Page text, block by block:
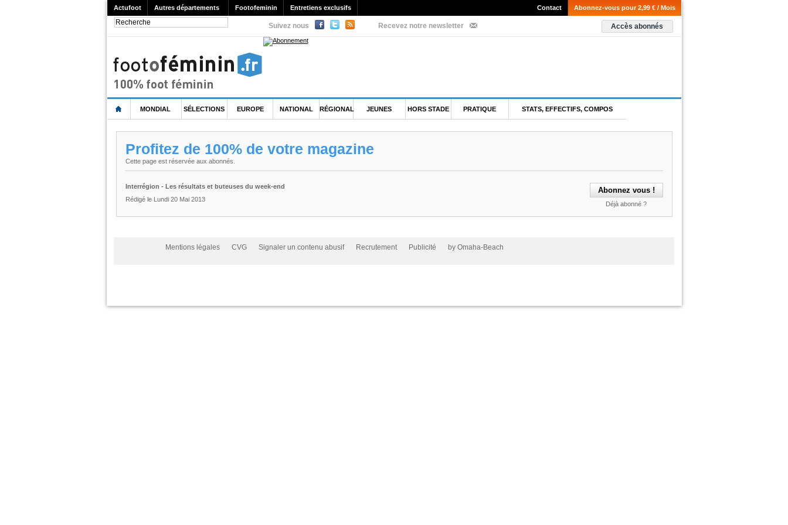
Actufoot Autres départements Footofeminin Entretiens exclusifs Abonnez-vous pour 2,99 € / Mois
Contact
Suivez nous Recevez notre newsletter Accès abonnés
MONDIAL SÉLECTIONS EUROPE NATIONAL RÉGIONAL JEUNES HORS STADE PRATIQUE STATS, EFFECTIFS, COMPOS
Profitez de 100% de votre magazine
Cette page est réservée aux abonnés.
Déjà abonné ?
Interrégion - Les résultats et buteuses du week-end
Rédigé le Lundi 20 Mai 2013
Mentions légales CVG Signaler un contenu abusif Recrutement Publicité by Omaha-Beach